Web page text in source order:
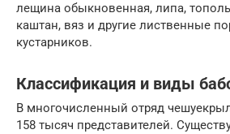
лещина обыкновенная, липа,
каштан, вяз и другие лиственные
кустарников.
Классификация и виды
В многочисленный отряд
158 тысяч представителей.